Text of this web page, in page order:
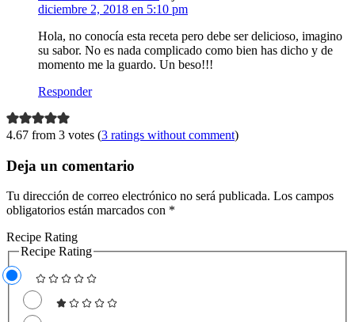
diciembre 2, 2018 en 5:10 pm
Hola, no conocía esta receta pero debe ser delicioso, imagino
su sabor. No es nada complicado como bien has dicho y de
momento me la guardo. Un beso!!!
Responder
4.67 from 3 votes (3 ratings without comment)
Deja un comentario
Tu dirección de correo electrónico no será publicada. Los campos
obligatorios están marcados con *
Recipe Rating
Recipe Rating